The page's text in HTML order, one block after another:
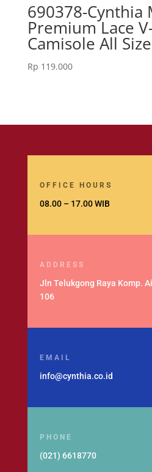
690378-Cynthia
Premium Lace
Camisole All Size
Rp 119.000
OFFICE HOURS
08.00 – 17.00 WIB
ADDRESS
Jln Telukgong Raya Komp.
106
EMAIL
info@cynthia.co.id
PHONE
(021) 6618770